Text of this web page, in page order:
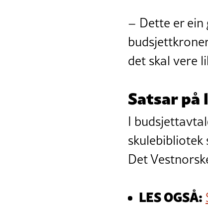
– Dette er ein
det skal vere
Satsar
I
Det
LES OGSÅ: